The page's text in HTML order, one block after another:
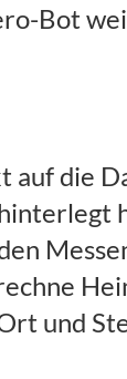
Bot
auf die
und